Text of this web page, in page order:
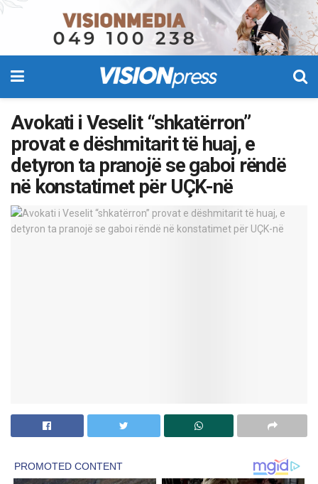
Avokati i Veselit “shkatërron”
provat e dëshmitarit të huaj, e
detyron ta pranojë se gaboi rëndë
në konstatimet për UÇK-në